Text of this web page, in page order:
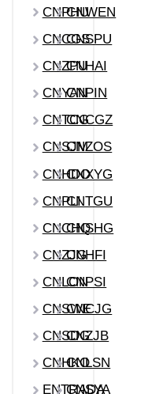
CNPHUCNWEN
CNCGSCNSPU
CNZPUCNHAI
CNYANCNPIN
CNTCGCNCGZ
CNSJMCNZOS
CNHDOCNXYG
CNPLICNTGU
CNCHQCNSHG
CNZJGCNHFI
CNLON
CNPSI
CNSWE
CNCJG
CNSDG
CNZJB
CNHKO
CNLSN
ENTRADA
CNSYA